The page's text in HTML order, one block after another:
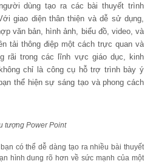
dùng tạo ra các bài thuyết trình
giao diện thân thiện và dễ sử dụng,
văn bản, hình ảnh, biểu đồ, video, và
tải thông điệp một cách trực quan và
rãi trong các lĩnh vực giáo dục, kinh
chỉ là công cụ hỗ trợ trình bày ý
thể hiện sự sáng tạo và phong cách
tượng Power Point
có thể dễ dàng tạo ra nhiều bài thuyết
hình dung rõ hơn về sức mạnh của một